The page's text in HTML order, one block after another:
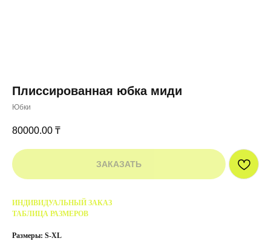
Плиссированная юбка миди
Юбки
80000.00 ₸
ЗАКАЗАТЬ
ИНДИВИДУАЛЬНЫЙ ЗАКАЗ
ТАБЛИЦА РАЗМЕРОВ
Размеры: S-XL